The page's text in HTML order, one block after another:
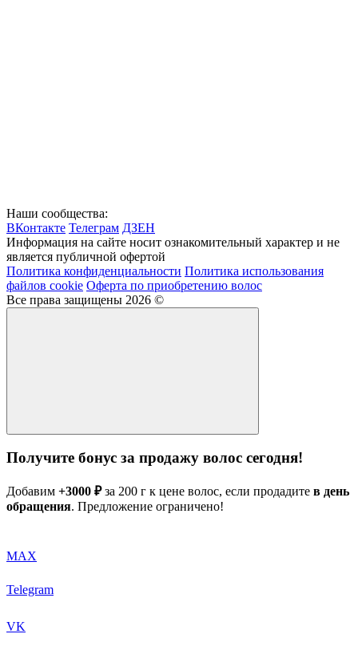
Наши сообщества:
ВКонтакте Телеграм ДЗЕН
Информация на сайте носит ознакомительный характер и не
является публичной офертой
Политика конфиденциальности Политика использования
файлов cookie Оферта по приобретению волос
Все права защищены 2026 ©
Получите бонус за продажу волос сегодня!
Добавим +3000 ₽за 200 г к цене волос, если продадите в день
обращения. Предложение ограничено!
MAX
Telegram
VK